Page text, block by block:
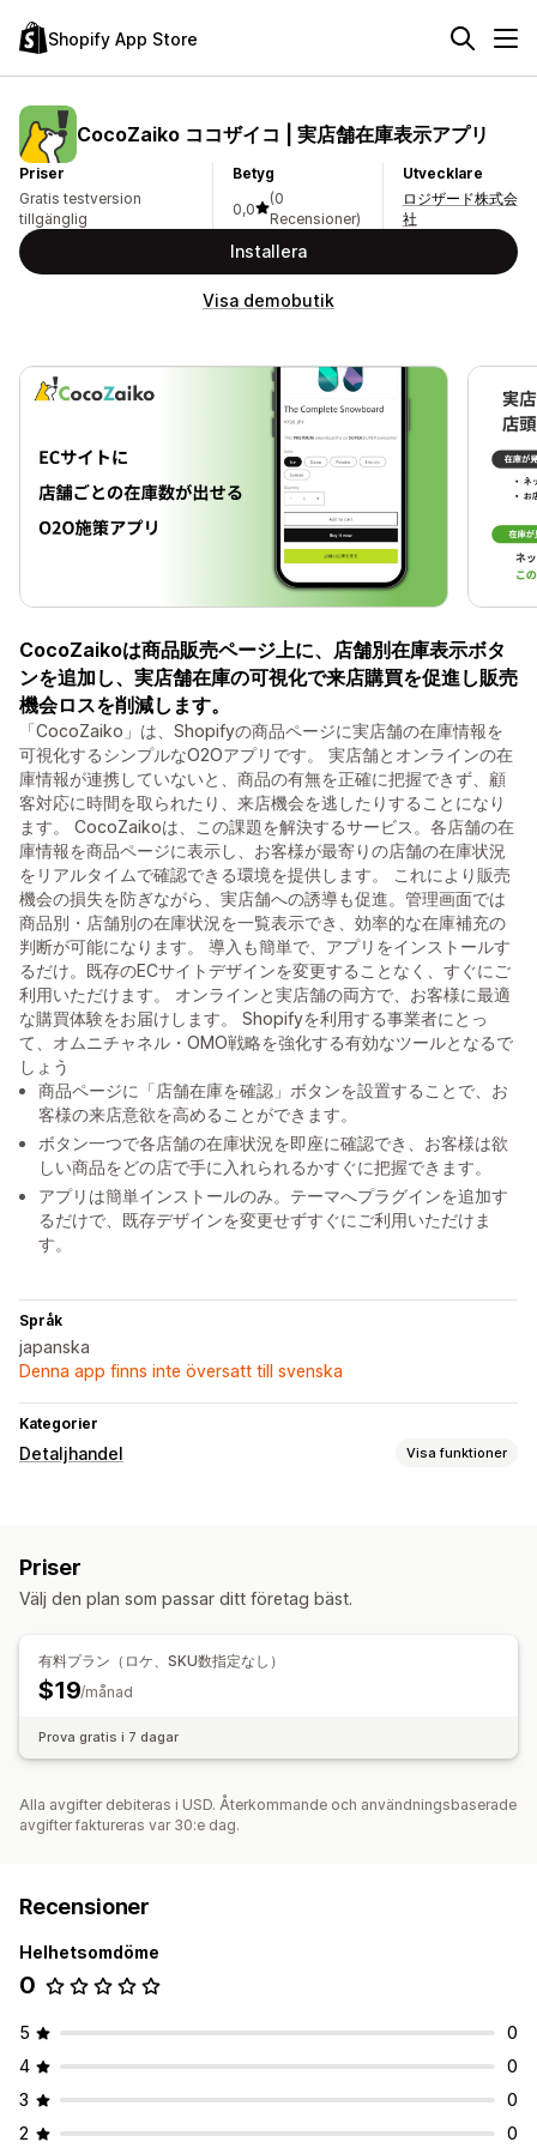
Shopify App Store
CocoZaiko ココザイコ | 実店舗在庫表示アプリ
Priser
Gratis testversion
tillgänglig
Betyg
0,0
(0
Recensioner)
Utvecklare
ロジザード株式会
社
Installera
Visa demobutik
CocoZaikoは商品販売ページ上に、店舗別在庫表示ボタ
ンを追加し、実店舗在庫の可視化で来店購買を促進し販売
機会ロスを削減します。
「CocoZaiko」は、Shopifyの商品ページに実店舗の在庫情報を
可視化するシンプルなO2Oアプリです。 実店舗とオンラインの在
庫情報が連携していないと、商品の有無を正確に把握できず、顧
客対応に時間を取られたり、来店機会を逃したりすることになり
ます。 CocoZaikoは、この課題を解決するサービス。各店舗の在
庫情報を商品ページに表示し、お客様が最寄りの店舗の在庫状況
をリアルタイムで確認できる環境を提供します。 これにより販売
機会の損失を防ぎながら、実店舗への誘導も促進。管理画面では
商品別・店舗別の在庫状況を一覧表示でき、効率的な在庫補充の
判断が可能になります。 導入も簡単で、アプリをインストールす
るだけ。既存のECサイトデザインを変更することなく、すぐにご
利用いただけます。 オンラインと実店舗の両方で、お客様に最適
な購買体験をお届けします。 Shopifyを利用する事業者にとっ
て、オムニチャネル・OMO戦略を強化する有効なツールとなるで
しょう
商品ページに「店舗在庫を確認」ボタンを設置することで、お
客様の来店意欲を高めることができます。
ボタン一つで各店舗の在庫状況を即座に確認でき、お客様は欲
しい商品をどの店で手に入れられるかすぐに把握できます。
アプリは簡単インストールのみ。テーマへプラグインを追加す
るだけで、既存デザインを変更せずすぐにご利用いただけま
す。
Språk
japanska
Denna app finns inte översatt till svenska
Kategorier
Detaljhandel Visa funktioner
Priser
Välj den plan som passar ditt företag bäst.
有料プラン（ロケ、SKU数指定なし）
$19/månad
Prova gratis i 7 dagar
Alla avgifter debiteras i USD. Återkommande och användningsbaserade
avgifter faktureras var 30:e dag.
Recensioner
Helhetsomdöme
0
5
0
4
0
3
0
2
0